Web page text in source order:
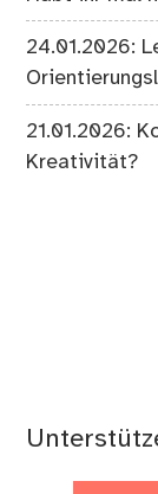
24.01.2026:
21.01.2026:
Kreativität?